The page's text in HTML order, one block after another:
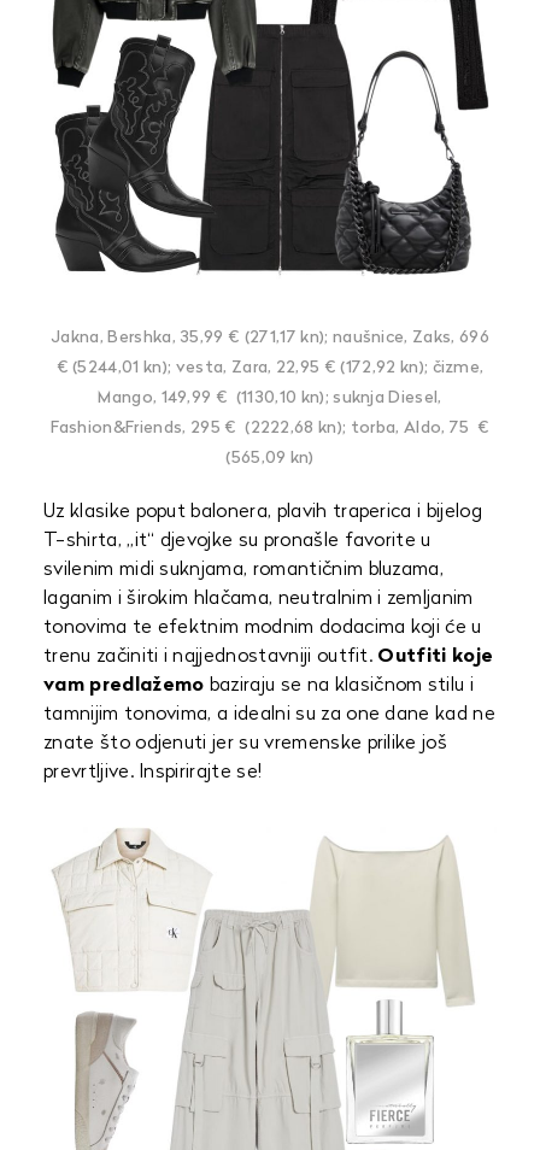
Jakna, Bershka, 35,99 € (271,17 kn); naušnice, Zaks, 696
€ (5244,01 kn); vesta, Zara, 22,95 € (172,92 kn); čizme,
Mango, 149,99 € (1130,10 kn); suknja Diesel,
Fashion&Friends, 295 € (2222,68 kn); torba, Aldo, 75 €
(565,09 kn)
Uz klasike poput balonera, plavih traperica i bijelog
T-shirta, „it“ djevojke su pronašle favorite u
svilenim midi suknjama, romantičnim bluzama,
laganim i širokim hlačama, neutralnim i zemljanim
tonovima te efektnim modnim dodacima koji će u
trenu začiniti i najjednostavniji outfit. Outfiti koje
vam predlažemo baziraju se na klasičnom stilu i
tamnijim tonovima, a idealni su za one dane kad ne
znate što odjenuti jer su vremenske prilike još
prevrtljive. Inspirirajte se!